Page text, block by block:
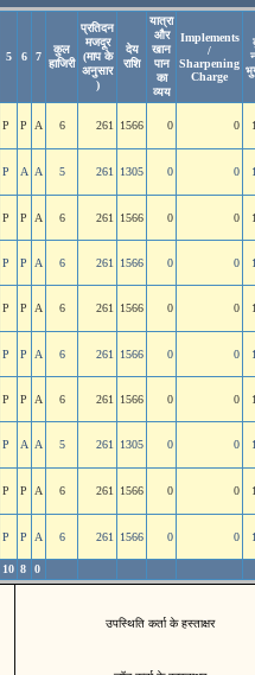
5 6 7
कुल
हाजिरी
प्रतिदन
मजदूर
(माप के
अनुसार
)
देय
राशि
यात्रा
और
खान
पान
का
व्यय
Implements
/
Sharpening
Charge
P P A 6 261 1566 0 0
P A A 5 261 1305 0 0
P P A 6 261 1566 0 0
P P A 6 261 1566 0 0
P P A 6 261 1566 0 0
P P A 6 261 1566 0 0
P P A 6 261 1566 0 0
P A A 5 261 1305 0 0
P P A 6 261 1566 0 0
P P A 6 261 1566 0 0
10 8 0
उपस्थिति कर्ता के हस्ताक्षर